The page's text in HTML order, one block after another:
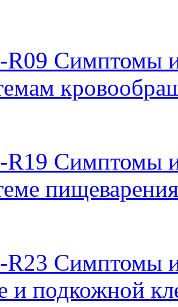
R09 Симптомы
R19 Симптомы
R23 Симптомы
и подкожной